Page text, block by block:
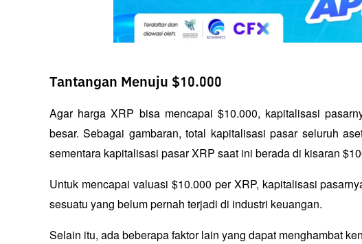
Tantangan Menuju $10.000
Agar harga XRP bisa mencapai $10.000, kapitalisasi
besar. Sebagai gambaran, total kapitalisasi pasar seluruh
sementara kapitalisasi pasar XRP saat ini berada di kisaran
Untuk mencapai valuasi $10.000 per XRP, kapitalisasi
sesuatu yang belum pernah terjadi di industri keuangan.
Selain itu, ada beberapa faktor lain yang dapat menghambat